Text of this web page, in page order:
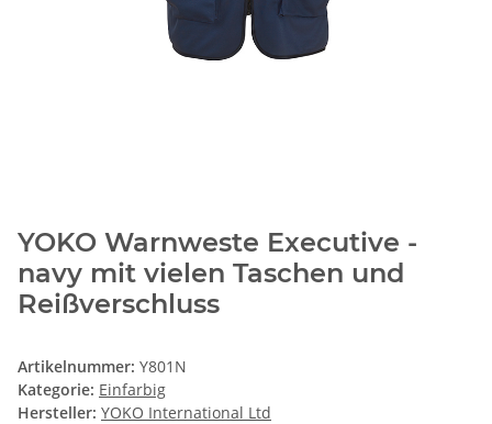
YOKO Warnweste Executive -
navy mit vielen Taschen und
Reißverschluss
Artikelnummer: Y801N
Kategorie: Einfarbig
Hersteller: YOKO International Ltd